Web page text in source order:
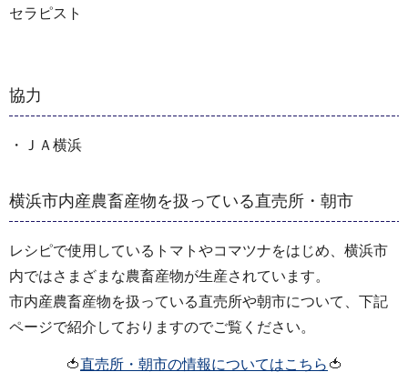
セラピスト
協力
・ＪＡ横浜
横浜市内産農畜産物を扱っている直売所・朝市
レシピで使用しているトマトやコマツナをはじめ、横浜市
内ではさまざまな農畜産物が生産されています。
市内産農畜産物を扱っている直売所や朝市について、下記
ページで紹介しておりますのでご覧ください。
🍅直売所・朝市の情報についてはこちら 🍅